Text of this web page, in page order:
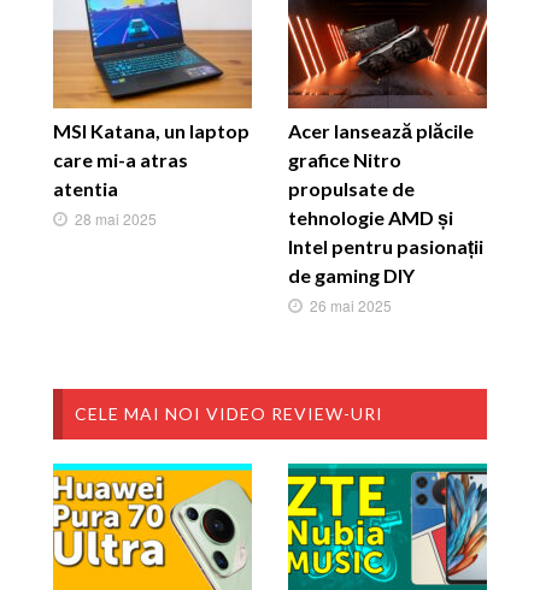
MSI Katana, un laptop
care mi-a atras
atentia
28 mai 2025
Acer lansează plăcile
grafice Nitro
propulsate de
tehnologie AMD și
Intel pentru pasionații
de gaming DIY
26 mai 2025
CELE MAI NOI VIDEO REVIEW-URI